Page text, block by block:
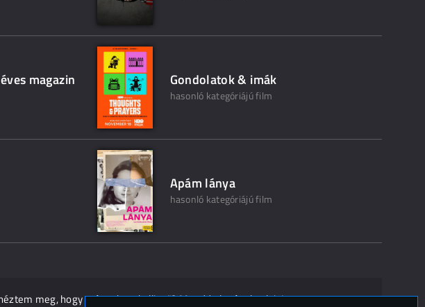
magazin Gondolatok & imák
hasonló kategóriájú film
Apám lánya
hasonló kategóriájú film
meg, hogy másnak ne kelljen"? Mondd el másoknak is!